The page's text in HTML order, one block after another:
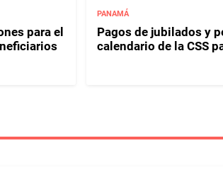
para el
PANAMÁ
Pagos de jubilados y
calendario de la CSS